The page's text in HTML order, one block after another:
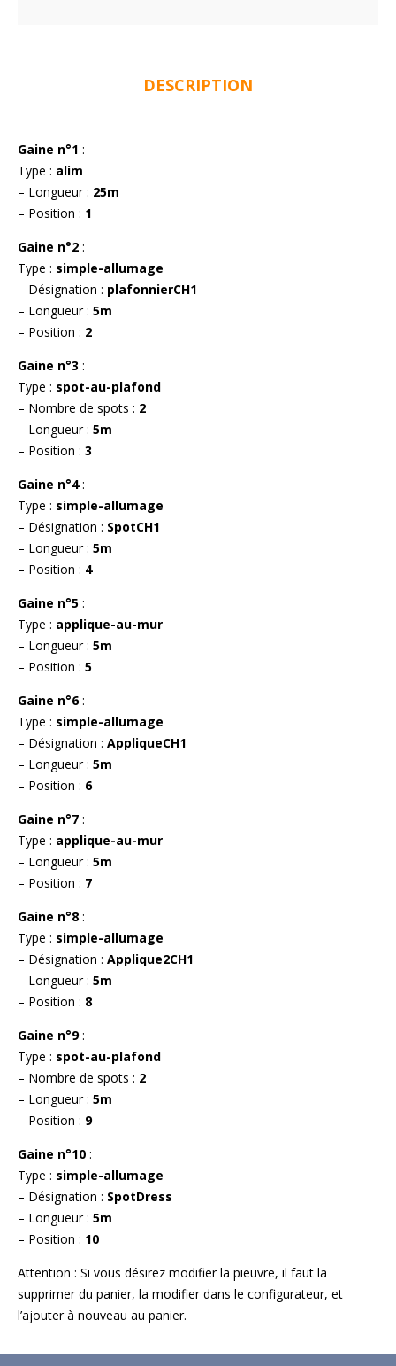
DESCRIPTION
Gaine n°1 :
Type : alim
– Longueur : 25m
– Position : 1
Gaine n°2 :
Type : simple-allumage
– Désignation : plafonnierCH1
– Longueur : 5m
– Position : 2
Gaine n°3 :
Type : spot-au-plafond
– Nombre de spots : 2
– Longueur : 5m
– Position : 3
Gaine n°4:
Type : simple-allumage
– Désignation : SpotCH1
– Longueur : 5m
– Position : 4
Gaine n°5 :
Type : applique-au-mur
– Longueur : 5m
– Position : 5
Gaine n°6:
Type : simple-allumage
– Désignation : AppliqueCH1
– Longueur : 5m
– Position : 6
Gaine n°7 :
Type : applique-au-mur
– Longueur : 5m
– Position : 7
Gaine n°8 :
Type : simple-allumage
– Désignation : Applique2CH1
– Longueur : 5m
– Position : 8
Gaine n°9:
Type : spot-au-plafond
– Nombre de spots : 2
– Longueur : 5m
– Position : 9
Gaine n°10 :
Type : simple-allumage
– Désignation : SpotDress
– Longueur : 5m
– Position : 10
Attention : Si vous désirez modifier la pieuvre, il faut la
supprimer du panier, la modifier dans le configurateur, et
l’ajouter à nouveau au panier.